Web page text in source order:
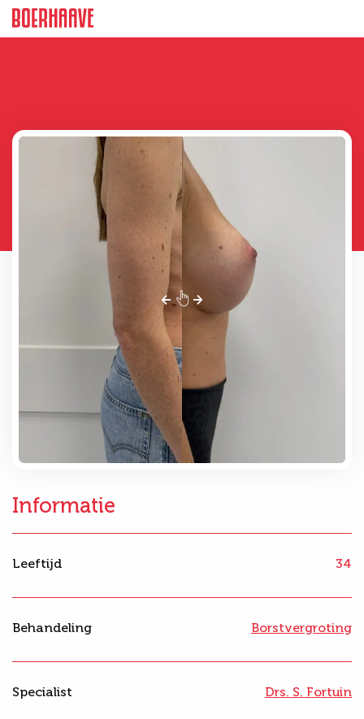
Informatie
Leeftijd 34
Behandeling Borstvergroting
Specialist Drs. S. Fortuin